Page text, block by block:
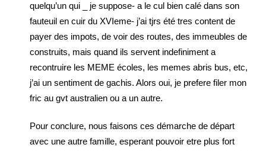
quelqu’un qui _ je suppose- a le cul bien calé dans son
fauteuil en cuir du XVIeme- j’ai tjrs été tres content de
payer des impots, de voir des routes, des immeubles de
construits, mais quand ils servent indefiniment a
recontruire les MEME écoles, les memes abris bus, etc,
j’ai un sentiment de gachis. Alors oui, je prefere filer mon
fric au gvt australien ou a un autre.
Pour conclure, nous faisons ces démarche de départ
avec une autre famille, esperant pouvoir etre plus fort